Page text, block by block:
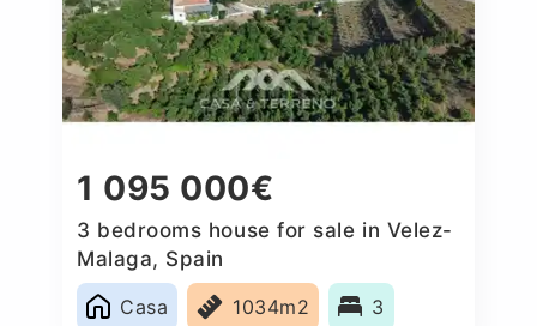
1 095 000€
3 bedrooms house for sale in Velez-
Malaga, Spain
Casa
1034m2 3